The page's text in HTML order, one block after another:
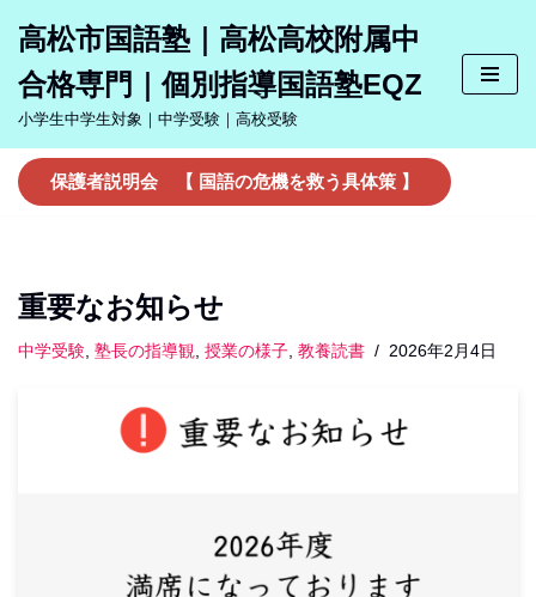
ン
テ
ン
ツ
へ
ッ
プ
高松市国語塾｜高松高校附属中
合格専門｜個別指導国語塾EQZ
小学生中学生対象｜中学受験｜高校受験
保護者説明会 【 国語の危機を救う具体策 】
重要なお知らせ
中学受験, 塾長の指導観, 授業の様子, 教養読書 2026年2月4日